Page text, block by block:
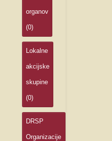
organov
(0)
Lokalne
akcijske
skupine
(0)
DRSP
Organizacije